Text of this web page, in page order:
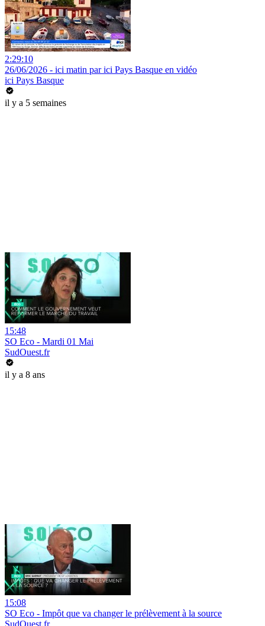
2:29:10
26/06/2026 - ici matin par ici Pays Basque en vidéo
ici Pays Basque
il y a 5 semaines
15:48
SO Eco - Mardi 01 Mai
SudOuest.fr
il y a 8 ans
15:08
SO Eco - Impôt que va changer le prélèvement à la source